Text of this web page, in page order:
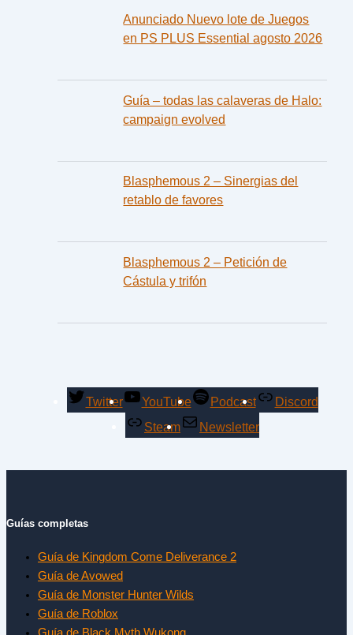
Anunciado Nuevo lote de Juegos
en PS PLUS Essential agosto 2026
Guía – todas las calaveras de Halo:
campaign evolved
Blasphemous 2 – Sinergias del
retablo de favores
Blasphemous 2 – Petición de
Cástula y trifón
Twitter YouTube Podcast
Discord
Steam
Newsletter
Guías completas
Guía de Kingdom Come Deliverance 2
Guía de Avowed
Guía de Monster Hunter Wilds
Guía de Roblox
Guía de Black Myth Wukong